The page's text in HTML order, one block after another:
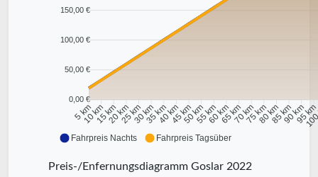
150,00 €
100,00 €
50,00 €
0,00 €
5 km
10 km15 km20 km25 km30 km35 km40 km45 km50 km55 km60 km65 km70 km75 km80 km85 km90 km95 km
Fahrpreis Nachts Fahrpreis Tagsüber
Preis-/Enfernungsdiagramm Goslar 2022